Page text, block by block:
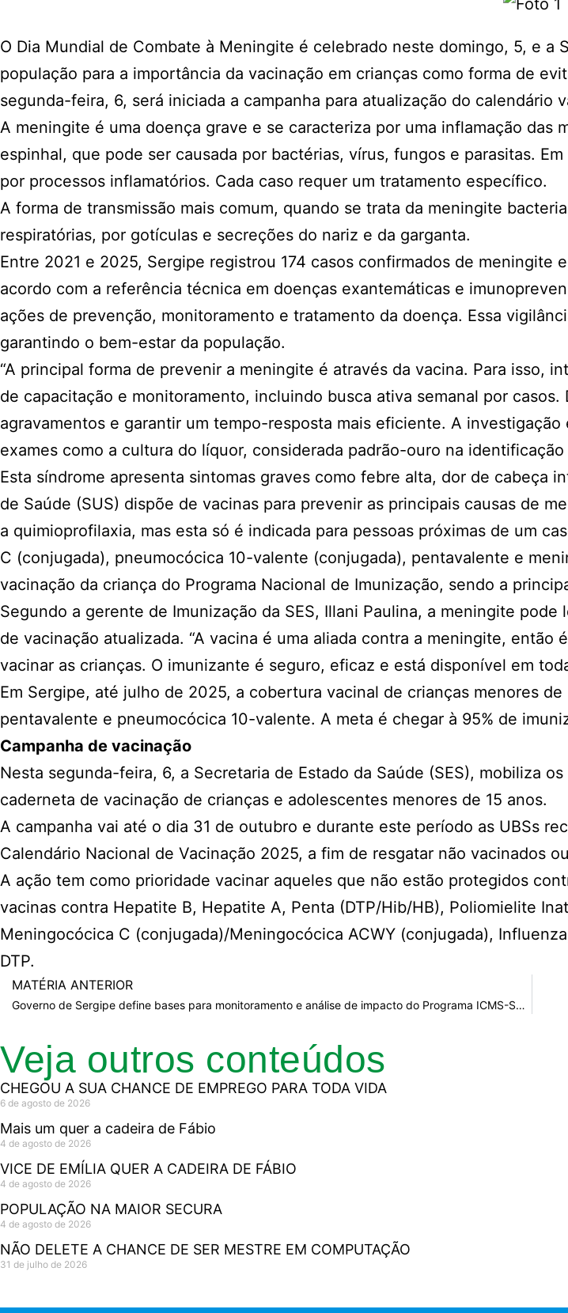
O Dia Mundial de Combate à Meningite é celebrado neste domingo, 5, e a
população para a importância da vacinação em crianças como forma de
segunda-feira, 6, será iniciada a campanha para atualização do
A meningite é uma doença grave e se caracteriza por uma inflamação das
espinhal, que pode ser causada por bactérias, vírus, fungos e parasitas.
por processos inflamatórios. Cada caso requer um tratamento específico.
A forma de transmissão mais comum, quando se trata da meningite
respiratórias, por gotículas e secreções do nariz e da garganta.
Entre 2021 e 2025, Sergipe registrou 174 casos confirmados de
acordo com a referência técnica em doenças exantemáticas e
ações de prevenção, monitoramento e tratamento da doença. Essa
garantindo o bem-estar da população.
“A principal forma de prevenir a meningite é através da vacina. Para isso,
de capacitação e monitoramento, incluindo busca ativa semanal por
agravamentos e garantir um tempo-resposta mais eficiente. A
exames como a cultura do líquor, considerada padrão-ouro na identificação
Esta síndrome apresenta sintomas graves como febre alta, dor de cabeça
de Saúde (SUS) dispõe de vacinas para prevenir as principais causas de
a quimioprofilaxia, mas esta só é indicada para pessoas próximas de um
C (conjugada), pneumocócica 10-valente (conjugada), pentavalente e
vacinação da criança do Programa Nacional de Imunização, sendo a
Segundo a gerente de Imunização da SES, Illani Paulina, a meningite
de vacinação atualizada. “A vacina é uma aliada contra a meningite,
vacinar as crianças. O imunizante é seguro, eficaz e está disponível em
Em Sergipe, até julho de 2025, a cobertura vacinal de crianças menores
pentavalente e pneumocócica 10-valente. A meta é chegar à 95% de
Campanha de vacinação
Nesta segunda-feira, 6, a Secretaria de Estado da Saúde (SES), mobiliza
caderneta de vacinação de crianças e adolescentes menores de 15 anos.
A campanha vai até o dia 31 de outubro e durante este período as UBSs
Calendário Nacional de Vacinação 2025, a fim de resgatar não vacinados
A ação tem como prioridade vacinar aqueles que não estão protegidos
vacinas contra Hepatite B, Hepatite A, Penta (DTP/Hib/HB), Poliomielite
Meningocócica C (conjugada)/Meningocócica ACWY (conjugada),
DTP.
MATÉRIA ANTERIOR
Governo de Sergipe define bases para monitoramento e análise de impacto do Programa ICMS-Social
Veja outros conteúdos
CHEGOU A SUA CHANCE DE EMPREGO PARA TODA VIDA
6 de agosto de 2026
Mais um quer a cadeira de Fábio
4 de agosto de 2026
VICE DE EMÍLIA QUER A CADEIRA DE FÁBIO
4 de agosto de 2026
POPULAÇÃO NA MAIOR SECURA
4 de agosto de 2026
NÃO DELETE A CHANCE DE SER MESTRE EM COMPUTAÇÃO
31 de julho de 2026